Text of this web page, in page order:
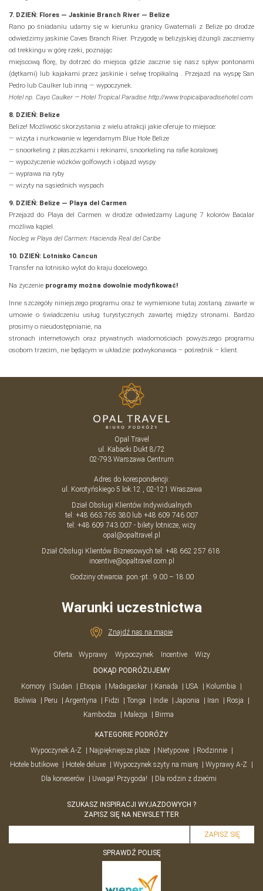
7. DZIEŃ: Flores — Jaskinie Branch River — Belize
Rano po śniadaniu udamy się w kierunku granicy Gwatemali z Belize po drodze
odwiedzimy jaskinie Caves Branch River. Przygodę w belizyjskiej dżungli zaczniemy
od trekkingu w górę rzeki, poznając
miejscową florę, by dotrzeć do miejsca gdzie zacznie się nasz spływ pontonami
(dętkami) lub kajakami przez jaskinie i selwę tropikalną . Przejazd na wyspę San
Pedro lub Caulker lub inną — wypoczynek.
Hotel np. Cayo Caulker — Hotel Tropical Paradise http://www.tropicalparadisehotel.com
8. DZIEŃ: Belize
Belize! Możliwość skorzystania z wielu atrakcji jakie oferuje to miejsce:
— wizyta i nurkowanie w legendarnym Blue Hole Belize
— snoorkeling z płaszczkami i rekinami, snoorkeling na rafie koralowej
— wypożyczenie wózków golfowych i objazd wyspy
— wyprawa na ryby
— wizyty na sąsiednich wyspach
9. DZIEŃ: Belize — Playa del Carmen
Przejazd do Playa del Carmen w drodze odwiedzamy Lagunę 7 kolorów Bacalar
możliwa kąpiel.
Nocleg w Playa del Carmen: Hacienda Real del Caribe
10. DZIEŃ: Lotnisko Cancun
Transfer na lotnisko wylot do kraju docelowego.
Na życzenie programy można dowolnie modyfikować!
Inne szczegóły niniejszego programu oraz te wymienione tutaj zostaną zawarte w
umowie o świadczeniu usług turystycznych zawartej między stronami. Bardzo
prosimy o nieudostępnianie, na
stronach internetowych oraz prywatnych wiadomościach powyższego programu
osobom trzecim, nie będącym w układzie: podwykonawca – pośrednik – klient.
Opal Travel
ul. Kabacki Dukt 8/72
02-793 Warszawa Centrum
Adres do korespondencji:
ul. Korotyńskiego 5 lok.12 , 02-121 Wraszawa
Dział Obsługi Klientów Indywidualnych
tel: +48 663 765 380lub +48 609 746 007
tel: +48 609 743 007 - bilety lotnicze, wizy
opal@opaltravel.pl
Dział Obsługi Klientów Biznesowych tel: +48 662 257 618
incentive@opaltravel.com.pl
Godziny otwarcia: pon.-pt.: 9.00 – 18.00
Warunki uczestnictwa
Znajdź nas na mapie
Oferta: Wyprawy Wypoczynek Incentive
Wizy
DOKĄD PODRÓŻUJEMY
Komory
Sudan Etiopia Madagaskar Kanada USA
Kolumbia
Boliwia
Peru Argentyna Fidżi Tonga Indie Japonia Iran
Rosja
Kambodża
Malezja Birma
KATEGORIE PODRÓŻY
Wypoczynek A-Z
Najpiękniejsze plaże Nietypowe
Rodzinnie
Hotele butikowe
Hotele deluxe Wypoczynek szyty na miarę
Wyprawy A-Z
Dla koneserów
Uwaga! Przygoda! Dla rodzin z dziećmi
SZUKASZ INSPIRACJI WYJAZDOWYCH ?
ZAPISZ SIĘ NA NEWSLETTER
SPRAWDŹ POLISĘ